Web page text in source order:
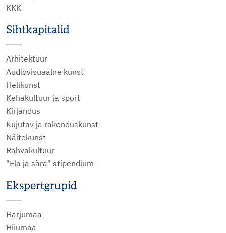
KKK
Sihtkapitalid
Arhitektuur
Audiovisuaalne kunst
Helikunst
Kehakultuur ja sport
Kirjandus
Kujutav ja rakenduskunst
Näitekunst
Rahvakultuur
"Ela ja sära" stipendium
Ekspertgrupid
Harjumaa
Hiiumaa